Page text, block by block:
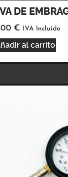
DE
€ IVA Incluido
al carrito